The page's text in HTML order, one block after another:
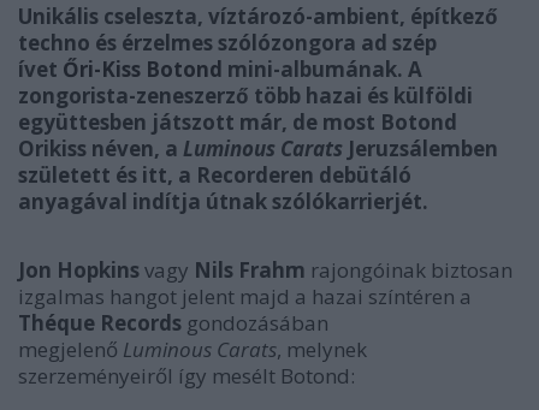
Unikális cseleszta, víztározó-ambient, építkező
techno és érzelmes szólózongora ad szép
ívet Őri-Kiss Botond mini-albumának. A
zongorista-zeneszerző több hazai és külföldi
együttesben játszott már, de most Botond
Orikiss néven, a Luminous Carats Jeruzsálemben
született és itt, a Recorderen debütáló
anyagával indítja útnak szólókarrierjét.
Jon Hopkinsvagy Nils Frahm rajongóinak biztosan
izgalmas hangot jelent majd a hazai színtéren a
Théque Records gondozásában
megjelenő Luminous Carats, melynek
szerzeményeiről így mesélt Botond: